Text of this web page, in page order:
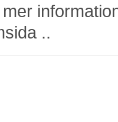
..